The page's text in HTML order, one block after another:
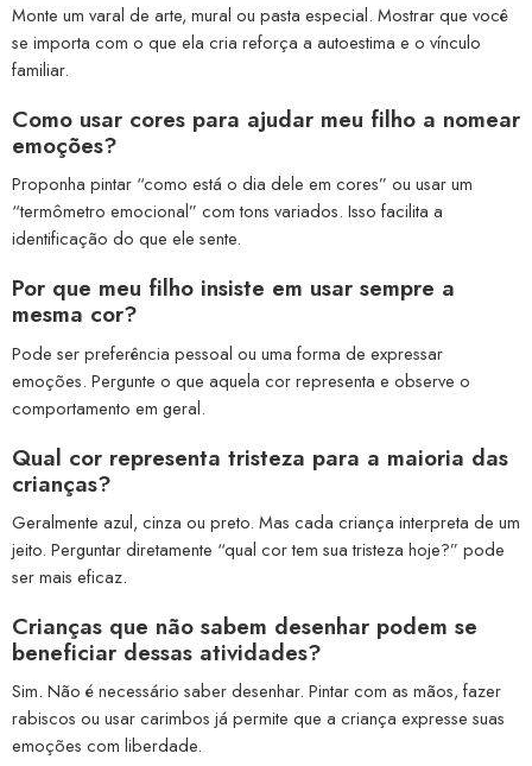
Monte um varal de arte, mural ou pasta especial. Mostrar que você
se importa com o que ela cria reforça a autoestima e o vínculo
familiar.
Como usar cores para ajudar meu filho a nomear
emoções?
Proponha pintar “como está o dia dele em cores” ou usar um
“termômetro emocional” com tons variados. Isso facilita a
identificação do que ele sente.
Por que meu filho insiste em usar sempre a
mesma cor?
Pode ser preferência pessoal ou uma forma de expressar
emoções. Pergunte o que aquela cor representa e observe o
comportamento em geral.
Qual cor representa tristeza para a maioria das
crianças?
Geralmente azul, cinza ou preto. Mas cada criança interpreta de um
jeito. Perguntar diretamente “qual cor tem sua tristeza hoje?” pode
ser mais eficaz.
Crianças que não sabem desenhar podem se
beneficiar dessas atividades?
Sim. Não é necessário saber desenhar. Pintar com as mãos, fazer
rabiscos ou usar carimbos já permite que a criança expresse suas
emoções com liberdade.